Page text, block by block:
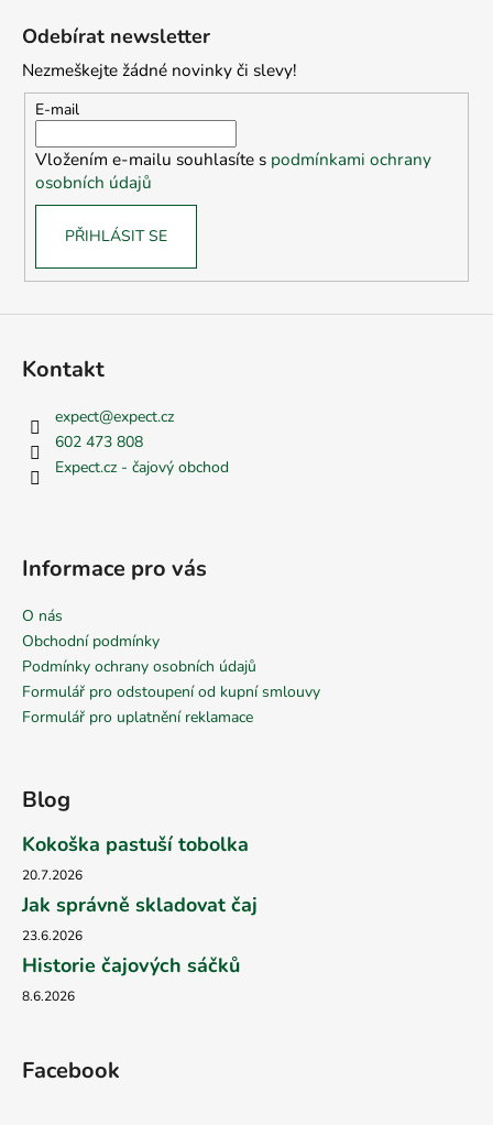
Odebírat newsletter
Nezmeškejte žádné novinky či slevy!
E-mail
Vložením e-mailu souhlasíte s podmínkami ochrany
osobních údajů
PŘIHLÁSIT SE
Kontakt
expect@expect.cz
602 473 808
Expect.cz - čajový obchod
Informace pro vás
O nás
Obchodní podmínky
Podmínky ochrany osobních údajů
Formulář pro odstoupení od kupní smlouvy
Formulář pro uplatnění reklamace
Blog
Kokoška pastuší tobolka
20.7.2026
Jak správně skladovat čaj
23.6.2026
Historie čajových sáčků
8.6.2026
Facebook